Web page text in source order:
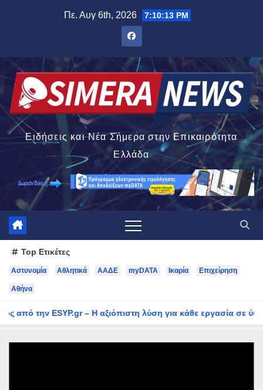
Πε. Αυγ 6th, 2026 7:10:15 PM
Ειδήσεις και Νέα Σήμερα στην Επικαιρότητα
Ελλάδα
Top Ετικέτες
Αστυνομία Αθλητικά ΑΑΔΕ myDATA Ικαρία Eπιχείρηση
Αθήνα
αξιόπιστη λύση για κάθε εργασία σε ύψος Εξωτερικό